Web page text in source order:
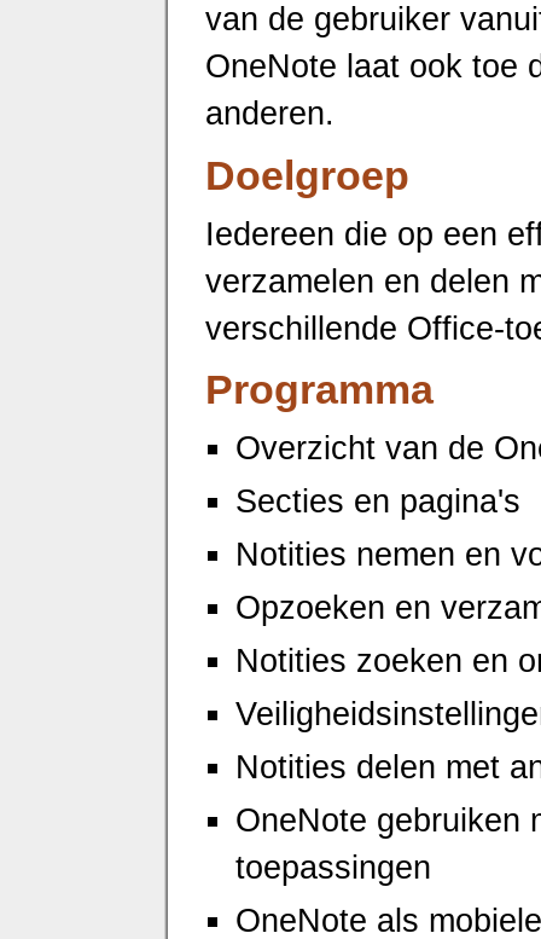
van de gebruiker
OneNote laat ook toe
anderen.
Doelgroep
Iedereen die op een
verzamelen en delen
verschillende Office-
Programma
Overzicht van de
Secties en pagina's
Notities nemen en
Opzoeken en
Notities zoeken en
Notities delen met
OneNote gebruiken
toepassingen
OneNote als